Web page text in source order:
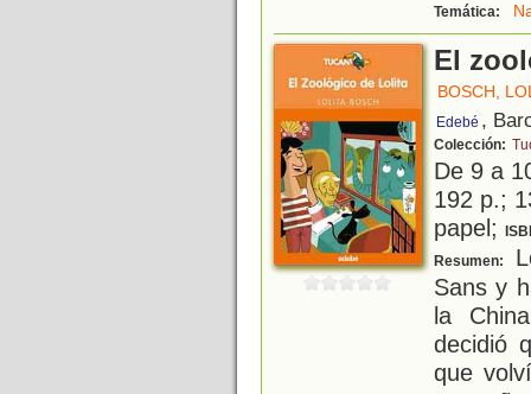
Temática:
El
BOSCH,
Edebé ,
Colección:
De 9 a
192 p.;
papel;
Resumen:
Sans y
la
decidió
que